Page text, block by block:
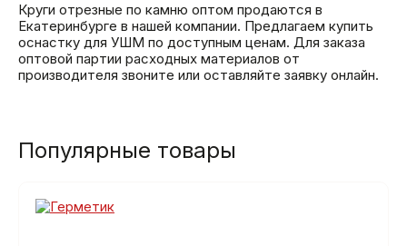
Круги отрезные по камню оптом продаются в
Екатеринбурге в нашей компании. Предлагаем купить
оснастку для УШМ по доступным ценам. Для заказа
оптовой партии расходных материалов от
производителя звоните или оставляйте заявку онлайн.
Популярные товары